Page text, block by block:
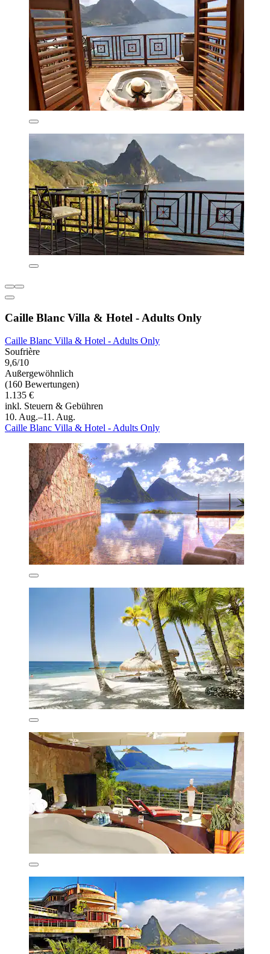
Caille Blanc Villa & Hotel - Adults Only
Caille Blanc Villa & Hotel - Adults Only
Soufrière
9,6/10
Außergewöhnlich
(160 Bewertungen)
1.135 €
inkl. Steuern & Gebühren
10. Aug.–11. Aug.
Caille Blanc Villa & Hotel - Adults Only